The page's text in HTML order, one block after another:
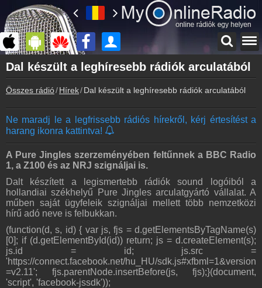
Főoldal
myonlineradio.hu
Bejelentkezés
Kapcsolat
Írj nekünk!
Partnerek
Rádiós partnerek
Rádió beágyazás
Ágyazd be weboldaladba
Online rádió készítés
Készítés lépésről lépésre
Dal készült a leghíresebb rádiók arculatából
Összes rádió Hírek Dal készült a leghíresebb rádiók arculatából
Ne maradj le a legfrissebb rádiós hírekről, kérj értesítést a
harang ikonra kattintva!
A Pure Jingles szerzeményében feltűnnek a BBC Radio
1, a Z100 és az NRJ szignáljai is.
Dalt készített a legismertebb rádiók sound logóiból a
hollandiai székhelyű Pure Jingles arculatgyártó vállalat. A
műben saját ügyfeleik szignáljai mellett több nemzetközi
hírű adó neve is felbukkan.
(function(d, s, id) { var js, fjs = d.getElementsByTagName(s)
[0]; if (d.getElementById(id)) return; js = d.createElement(s);
js.id = id; js.src =
'https://connect.facebook.net/hu_HU/sdk.js#xfbml=1&version
=v2.11'; fjs.parentNode.insertBefore(js, fjs);}(document,
'script', 'facebook-jssdk'));